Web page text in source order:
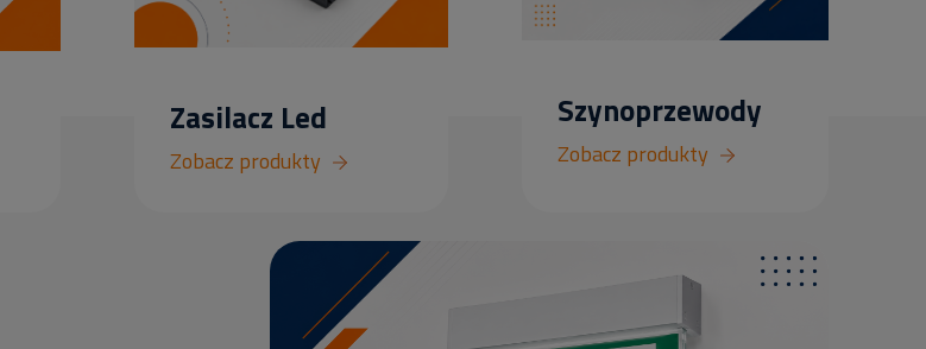
Zasilacz Led
Zobacz produkty
Szynoprzewody
Zobacz produkty